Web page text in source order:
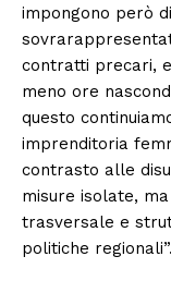
impongono però
contratti precari,
meno ore
questo
imprenditoria
contrasto alle
misure isolate,
trasversale e
politiche regionali”.